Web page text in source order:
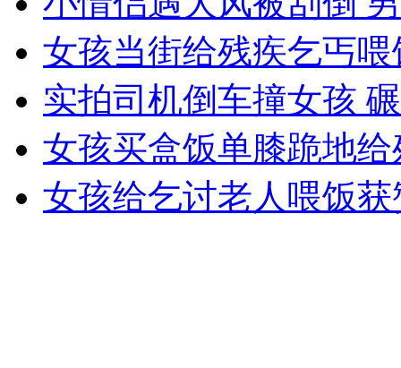
安徽一实载49人客车翻车
走！跟着总书记去植树
消防员救轻生者 花炮节热闹非凡 减压"枕头大战"
女孩当街给残疾乞丐
实拍司机倒车撞女孩
女孩买盒饭单膝跪地
女孩给乞讨老人喂饭获